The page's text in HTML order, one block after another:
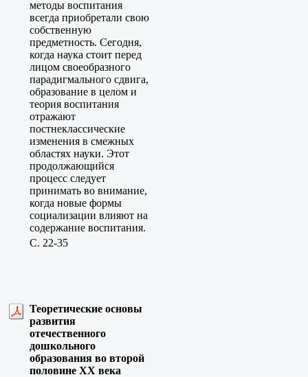
методы воспитания
всегда приобретали свою
собственную
предметность. Сегодня,
когда наука стоит перед
лицом своеобразного
парадигмального сдвига,
образование в целом и
теория воспитания
отражают
постнеклассические
изменения в смежных
областях науки. Этот
продолжающийся
процесс следует
принимать во внимание,
когда новые формы
социализации влияют на
содержание воспитания.
C. 22-35
Теоретические основы
развития
отечественного
дошкольного
образования во второй
половине XX века